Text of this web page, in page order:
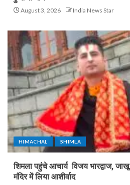
August 3, 2026 India News Star
HIMACHAL SHIMLA
शिमला पहुंचे आचार्य विजय भारद्वाज,
मंदिर में लिया आशीर्वाद